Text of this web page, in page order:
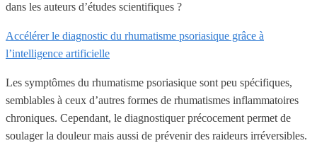
dans les auteurs d’études scientifiques ?
Accélérer le diagnostic du rhumatisme psoriasique grâce à
l’intelligence artificielle
Les symptômes du rhumatisme psoriasique sont peu spécifiques,
semblables à ceux d’autres formes de rhumatismes inflammatoires
chroniques. Cependant, le diagnostiquer précocement permet de
soulager la douleur mais aussi de prévenir des raideurs irréversibles.